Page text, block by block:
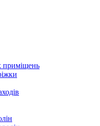
приміщень